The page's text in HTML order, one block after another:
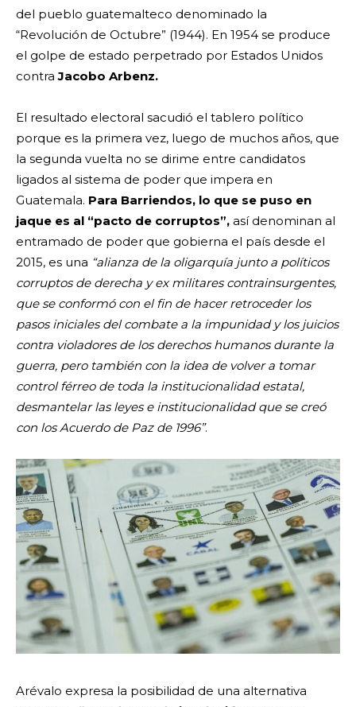
del pueblo guatemalteco denominado la
“Revolución de Octubre” (1944). En 1954 se produce
el golpe de estado perpetrado por Estados Unidos
contraJacobo Arbenz.
El resultado electoral sacudió el tablero político
porque es la primera vez, luego de muchos años, que
la segunda vuelta no se dirime entre candidatos
ligados al sistema de poder que impera en
Guatemala. Para Barriendos, lo que se puso en
jaque es al “pacto de corruptos”, así denominan al
entramado de poder que gobierna el país desde el
2015, es una “alianza de la oligarquía junto a políticos
corruptos de derecha y ex militares contrainsurgentes,
que se conformó con el fin de hacer retroceder los
pasos iniciales del combate a la impunidad y los juicios
contra violadores de los derechos humanos durante la
guerra, pero también con la idea de volver a tomar
control férreo de toda la institucionalidad estatal,
desmantelar las leyes e institucionalidad que se creó
con los Acuerdo de Paz de 1996”.
Arévalo expresa la posibilidad de una alternativa